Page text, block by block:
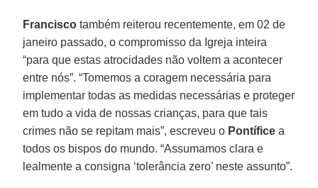
Francisco também reiterou recentemente, em 02 de
janeiro passado, o compromisso da Igreja inteira
“para que estas atrocidades não voltem a acontecer
entre nós”. “Tomemos a coragem necessária para
implementar todas as medidas necessárias e proteger
em tudo a vida de nossas crianças, para que tais
crimes não se repitam mais”, escreveu o Pontífice a
todos os bispos do mundo. “Assumamos clara e
lealmente a consigna ‘tolerância zero’ neste assunto”.